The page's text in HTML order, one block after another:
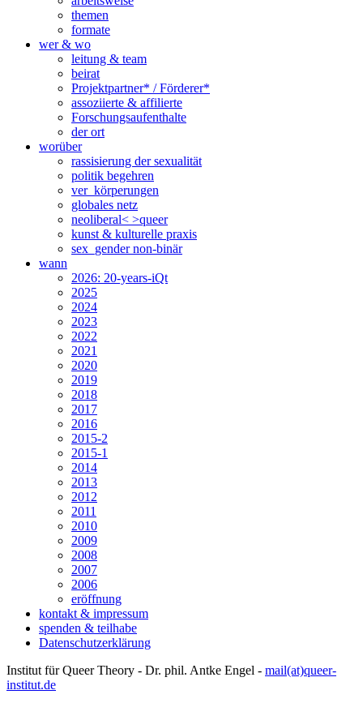
themen
formate
wer & wo
leitung & team
beirat
Projektpartner* / Förderer*
assoziierte & affilierte
Forschungsaufenthalte
der ort
worüber
rassisierung der sexualität
politik begehren
ver_körperungen
globales netz
neoliberal< >queer
kunst & kulturelle praxis
sex_gender non-binär
wann
2026: 20-years-iQt
2025
2024
2023
2022
2021
2020
2019
2018
2017
2016
2015-2
2015-1
2014
2013
2012
2011
2010
2009
2008
2007
2006
eröffnung
kontakt & impressum
spenden & teilhabe
Datenschutzerklärung
Institut für Queer Theory - Dr. phil. Antke Engel - mail(at)queer-
institut.de